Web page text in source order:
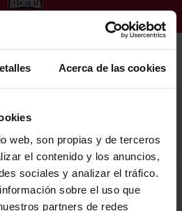
Acerca de las cookies
web, son propias y de terceros
el contenido y los anuncios,
sociales y analizar el tráfico.
sobre el uso que
partners de redes
del club.
de privacidaddel SASKI BASKONIA